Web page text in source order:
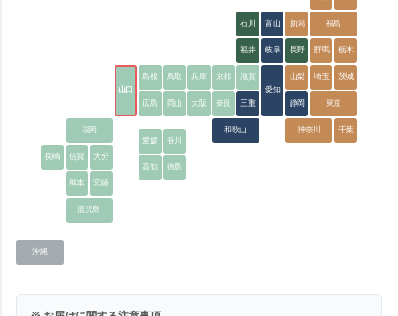
福島
新潟
群馬 栃木
埼玉 茨城
東京
神奈川 千葉
山梨
石川
福井 長野
富山
岐阜
愛知
静岡
三重
和歌山
山口
島根 鳥取
広島 岡山
兵庫 京都 滋賀
大阪 奈良
香川
愛媛
徳島
高知
福岡
佐賀 大分
熊本
長崎
宮崎
鹿児島
沖縄